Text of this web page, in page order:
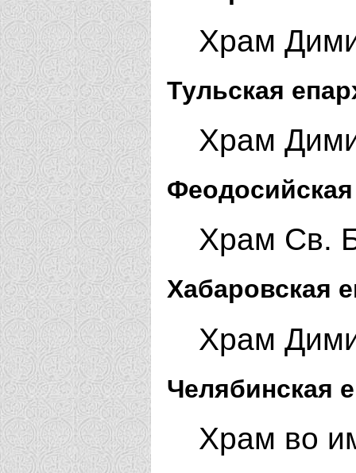
Храм
Тульская
Храм
Храм Св.
Хабаровская
Храм
Челябинская
Храм во